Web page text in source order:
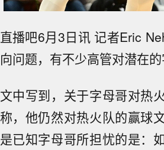
直播吧6月3日讯 记者Eric
向问题，有不少高管对潜在
文中写到，关于字母哥对热
称，他仍然对热火队的赢球
是已知字母哥所担忧的是：